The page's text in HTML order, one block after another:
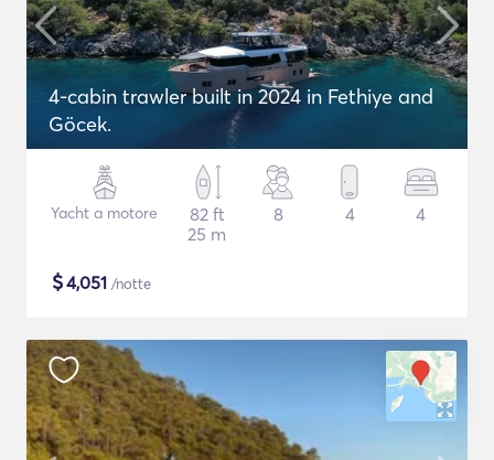
4-cabin trawler built in 2024 in Fethiye and
Göcek.
Yacht a motore
82 ft
25 m
8 4 4
$4,051 /notte